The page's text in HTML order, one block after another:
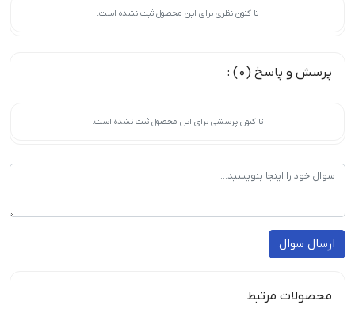
تا کنون نظری برای این محصول ثبت نشده است.
پرسش و پاسخ (0) :
تا کنون پرسشی برای این محصول ثبت نشده است.
ارسال سوال
محصولات مرتبط